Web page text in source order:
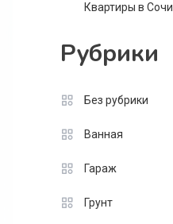
Квартиры в Сочи
Рубрики
Без рубрики
Ванная
Гараж
Грунт